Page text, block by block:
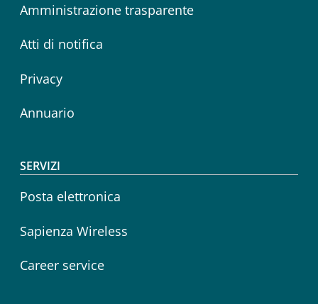
Amministrazione trasparente
Atti di notifica
Privacy
Annuario
SERVIZI
Posta elettronica
Sapienza Wireless
Career service